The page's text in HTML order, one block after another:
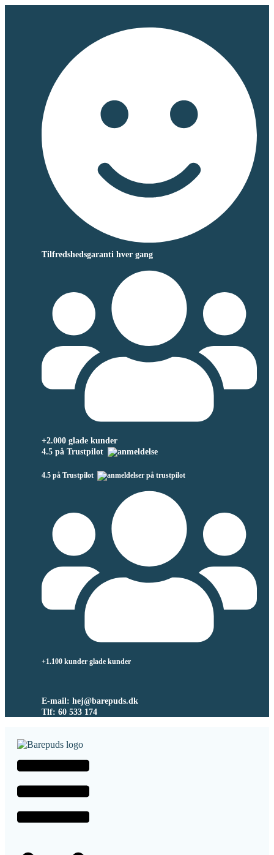
Tilfredshedsgaranti hver gang
+2.000 glade kunder
4.5 på Trustpilot
4.5 på Trustpilot
+1.100 kunder glade kunder
E-mail: hej@barepuds.dk
Tlf: 60 533 174